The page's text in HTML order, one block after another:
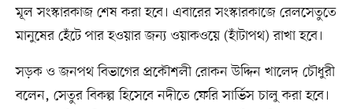
মূল সংস্কারকাজ শেষ করা হবে। এবারের সংস্কারকাজে রেলসেতুতে
মানুষের হেঁটে পার হওয়ার জন্য ওয়াকওয়ে (হাঁটাপথ) রাখা হবে।
সড়ক ও জনপথ বিভাগের প্রকৌশলী রোকন উদ্দিন খালেদ চৌধুরী
বলেন, সেতুর বিকল্প হিসেবে নদীতে ফেরি সার্ভিস চালু করা হবে।